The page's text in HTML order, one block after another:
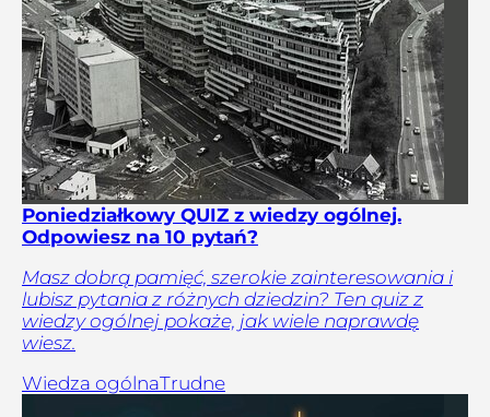
Poniedziałkowy QUIZ z wiedzy ogólnej.
Odpowiesz na 10 pytań?
Masz dobrą pamięć, szerokie zainteresowania i
lubisz pytania z różnych dziedzin? Ten quiz z
wiedzy ogólnej pokaże, jak wiele naprawdę
wiesz.
Wiedza ogólnaTrudne